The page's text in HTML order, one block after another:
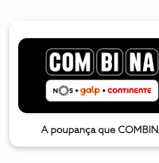
A poupança que